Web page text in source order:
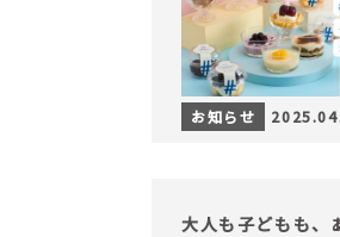
お知らせ
大人も子どもも、